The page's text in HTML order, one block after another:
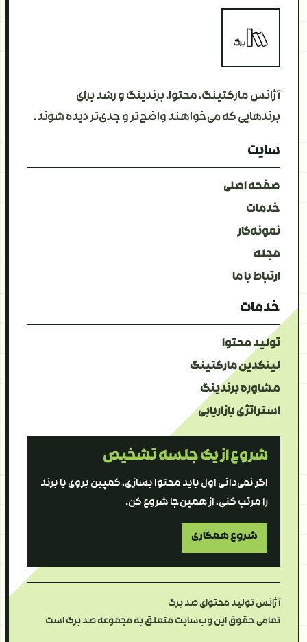
آژانس مارکتینگ، محتوا، برندینگ و رشد برای
برندهایی که می‌خواهند واضح‌تر و جدی‌تر دیده شوند.
سایت
صفحه اصلی
خدمات
نمونه‌کار
مجله
ارتباط با ما
خدمات
تولید محتوا
لینکدین مارکتینگ
مشاوره برندینگ
استراتژی بازاریابی
شروع از یک جلسه تشخیص
اگر نمی‌دانی اول باید محتوا بسازی، کمپین بروی یا برند
را مرتب کنی، از همین‌جا شروع کن.
شروع همکاری
آژانس تولید محتوای صد برگ
تمامی حقوق این وب‌سایت متعلق به مجموعه صد برگ است